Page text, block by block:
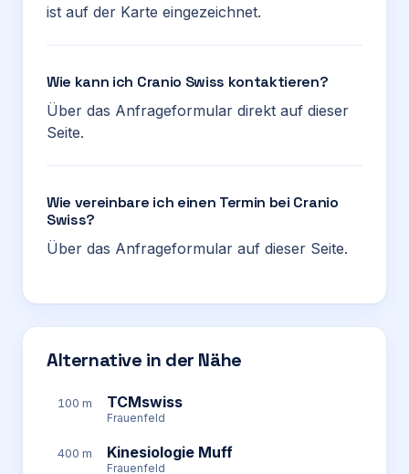
ist auf der Karte eingezeichnet.
Wie kann ich Cranio Swiss kontaktieren?
Über das Anfrageformular direkt auf dieser
Seite.
Wie vereinbare ich einen Termin bei Cranio
Swiss?
Über das Anfrageformular auf dieser Seite.
Alternative in der Nähe
100 m TCMswiss
Frauenfeld
400 m Kinesiologie Muff
Frauenfeld